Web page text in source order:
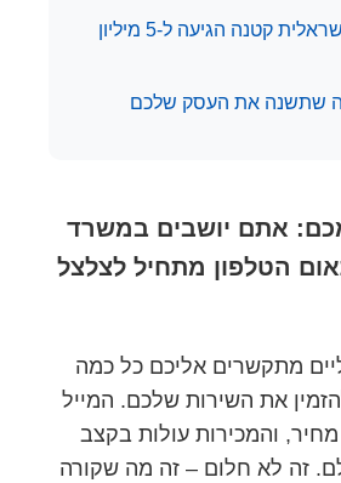
איך חברה ישראלית קטנה הגיעה ל-5 מיליון
שתשנה את העסק שלכם
אתם יושבים במשרד
הטלפון מתחיל לצלצל
מתקשרים אליכם כל כמה
את השירות שלכם. המייל
והמכירות עולות בקצב
זה לא חלום – זה מה שקורה